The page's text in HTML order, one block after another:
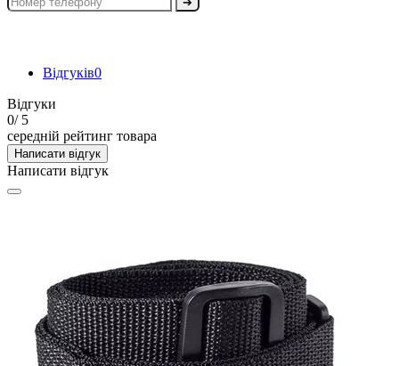
Відгуків0
Відгуки
0/ 5
середній рейтинг товара
Написати відгук
Написати відгук